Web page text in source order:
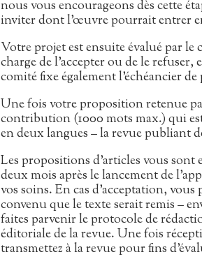
nous vous encourageons dès cette
inviter dont l’œuvre pourrait entrer
Votre projet est ensuite évalué par le
charge de l’accepter ou de le
comité fixe également l’échéancier
Une fois votre proposition retenue
contribution (1000 mots max.) qui
en deux langues – la revue publiant
Les propositions d’articles vous sont
deux mois après le lancement de
vos soins. En cas d’acceptation,
convenu que le texte serait remis –
faites parvenir le protocole de
éditoriale de la revue. Une fois
transmettez à la revue pour fins